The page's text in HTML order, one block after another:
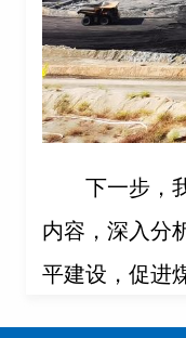
下一步，
内容，深入分
平建设，促进